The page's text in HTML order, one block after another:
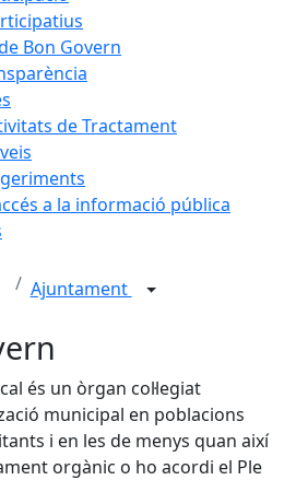
Bon Govern
de Tractament
a la informació pública
Ajuntament
és un òrgan col·legiat
municipal en poblacions
i en les de menys quan així
orgànic o ho acordi el Ple